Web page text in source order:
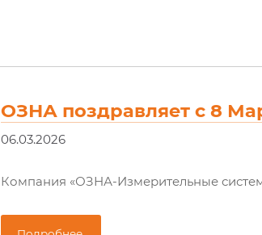
ОЗНА поздравляет с 8
06.03.2026
Компания «ОЗНА-Измерительные